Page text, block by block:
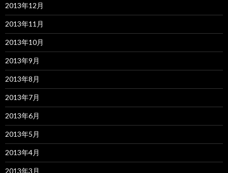
2013年12月
2013年11月
2013年10月
2013年9月
2013年8月
2013年7月
2013年6月
2013年5月
2013年4月
2013年3月